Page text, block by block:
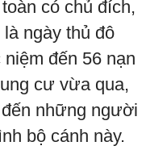
có chủ đích,
ngày thủ đô
đến 56 nạn
cư vừa qua,
những người
bộ cánh này.